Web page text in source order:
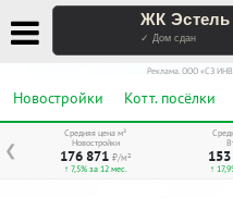
ЖК Эстель
✓ Дом сдан
Реклама. ООО «СЗ
Новостройки Котт. посёлки
❮
Средняя цена м²
Новостройки
176 871 ₽/м²
↑ 7,5% за 12 мес. ↑